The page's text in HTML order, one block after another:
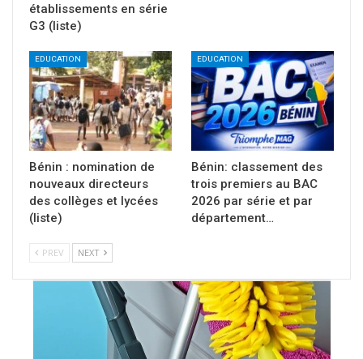
établissements en série
G3 (liste)
EDUCATION
Bénin : nomination de
nouveaux directeurs
des collèges et lycées
(liste)
EDUCATION
Bénin: classement des
trois premiers au BAC
2026 par série et par
département…
PREV NEXT